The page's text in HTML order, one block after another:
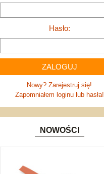
Hasło:
Nowy? Zarejestruj się!
Zapomniałem loginu lub hasła!
NOWOŚCI